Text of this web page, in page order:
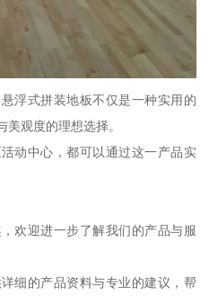
浮式拼装地板不仅是一种实用的
观度的理想选择。
动中心，都可以通过这一产品实
欢迎进一步了解我们的产品与服
细的产品资料与专业的建议，帮